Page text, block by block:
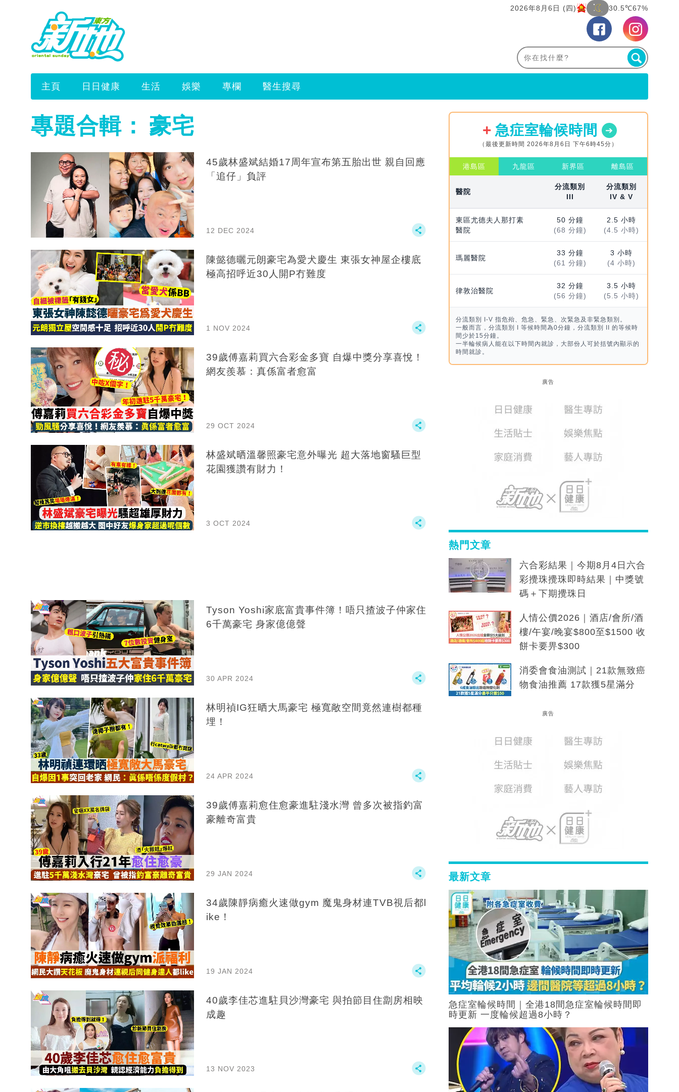
2026年8月6日 (四) 30.5℃67%
主頁 日日健康 生活 娛樂 專欄 醫生搜尋
專題合輯： 豪宅
45歲林盛斌結婚17周年宣布第五胎出世 親自回應
「追仔」負評
12 DEC 2024
陳懿德曬元朗豪宅為愛犬慶生 東張女神屋企樓底
極高招呼近30人開P冇難度
1 NOV 2024
39歲傅嘉莉買六合彩金多寶 自爆中獎分享喜悅！
網友羨慕：真係富者愈富
29 OCT 2024
林盛斌晒溫馨照豪宅意外曝光 超大落地窗騷巨型
花園獲讚有財力！
3 OCT 2024
Tyson Yoshi家底富貴事件簿！唔只揸波子仲家住
6千萬豪宅 身家億億聲
30 APR 2024
林明禎IG狂晒大馬豪宅 極寬敞空間竟然連樹都種
埋！
24 APR 2024
39歲傅嘉莉愈住愈豪進駐淺水灣 曾多次被指釣富
豪離奇富貴
29 JAN 2024
34歲陳靜病癒火速做gym 魔鬼身材連TVB視后都l
ike！
19 JAN 2024
40歲李佳芯進駐貝沙灣豪宅 與拍節目住劏房相映
成趣
13 NOV 2023
急症室輪候時間
（最後更新時間 2026年8月6日 下午6時45分）
港島區 九龍區 新界區 離島區
醫院
分流類別
III
分流類別
IV & V
東區尤德夫人那打素
醫院
50 分鐘
(68 分鐘)
2.5 小時
(4.5 小時)
瑪麗醫院
33 分鐘
(61 分鐘)
3 小時
(4 小時)
律敦治醫院
32 分鐘
(56 分鐘)
3.5 小時
(5.5 小時)
分流類別 I-V 指危殆、危急、緊急、次緊急及非緊急類別。
一般而言，分流類別 I 等候時間為0分鐘，分流類別 II 的等候時
間少於15分鐘。
一半輪候病人能在以下時間內就診，大部份人可於括號內顯示的
時間就診。
廣告
熱門文章
六合彩結果｜今期8月4日六合
彩攪珠攪珠即時結果｜中獎號
碼＋下期攪珠日
人情公價2026｜酒店/會所/酒
樓/午宴/晚宴$800至$1500 收
餅卡要畀$300
消委會食油測試｜21款無致癌
物食油推薦 17款獲5星滿分
廣告
最新文章
急症室輪候時間｜全港18間急症室輪候時間即
時更新 一度輪候超過8小時？